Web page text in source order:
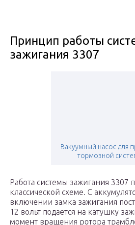
Принцип работы
зажигания 3307
Вакуумный насос для
тормозной
Работа системы зажигания 3307
классической схеме. С
включении замка зажигания
12 вольт подается на катушку
момент вращения ротора